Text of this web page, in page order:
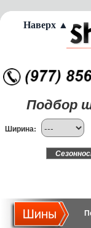
Подбор
Ширина:
Наверх ▲